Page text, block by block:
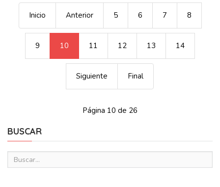
Inicio Anterior 5 6 7 8
9 10 11 12 13 14
Siguiente Final
Página 10 de 26
BUSCAR